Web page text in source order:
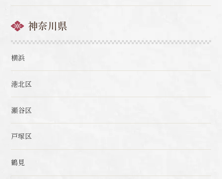
神奈川県
横浜
港北区
瀬谷区
戸塚区
鶴見